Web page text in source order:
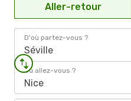
Aller-retour
D'où partez-vous ?
Séville
Où allez-vous ?
Nice